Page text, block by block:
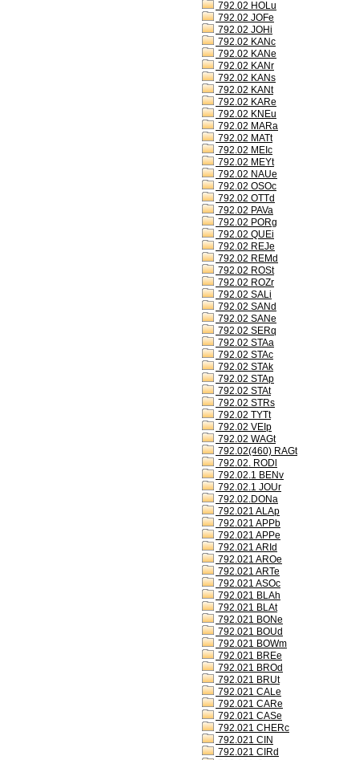
792.02 HOLu
792.02 JOFe
792.02 JOHi
792.02 KANc
792.02 KANe
792.02 KANr
792.02 KANs
792.02 KANt
792.02 KARe
792.02 KNEu
792.02 MARa
792.02 MATt
792.02 MEIc
792.02 MEYt
792.02 NAUe
792.02 OSOc
792.02 OTTd
792.02 PAVa
792.02 PORg
792.02 QUEi
792.02 REJe
792.02 REMd
792.02 ROSt
792.02 ROZr
792.02 SALi
792.02 SANd
792.02 SANe
792.02 SERq
792.02 STAa
792.02 STAc
792.02 STAk
792.02 STAp
792.02 STAt
792.02 STRs
792.02 TYTt
792.02 VEIp
792.02 WAGt
792.02(460) RAGt
792.02. RODl
792.02.1 BENv
792.02.1 JOUr
792.02.DONa
792.021 ALAp
792.021 APPb
792.021 APPe
792.021 ARId
792.021 AROe
792.021 ARTe
792.021 ASOc
792.021 BLAh
792.021 BLAt
792.021 BONe
792.021 BOUd
792.021 BOWm
792.021 BREe
792.021 BROd
792.021 BRUt
792.021 CALe
792.021 CARe
792.021 CASe
792.021 CHERc
792.021 CIN
792.021 CIRd